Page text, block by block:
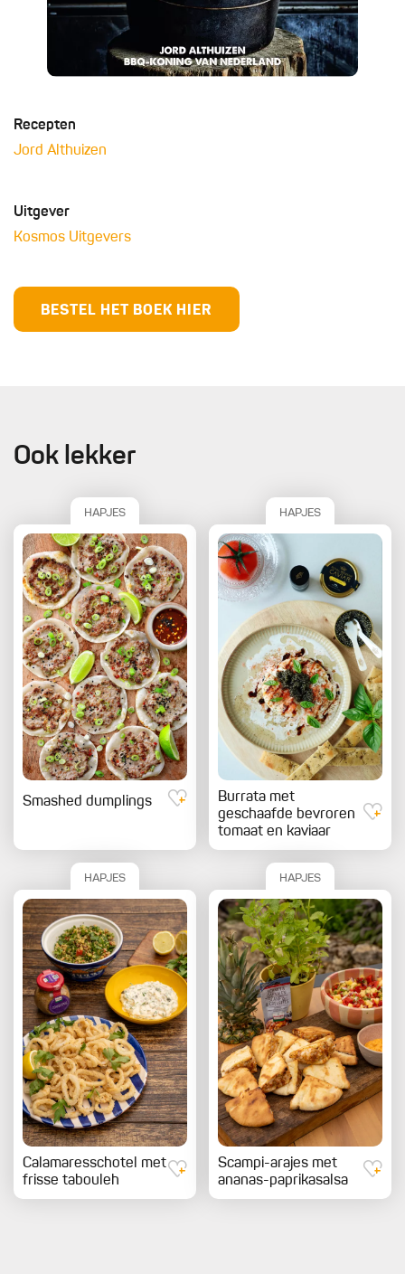
Recepten
Jord Althuizen
Uitgever
Kosmos Uitgevers
BESTEL HET BOEK HIER
Ook lekker
HAPJES
Smashed dumplings
HAPJES
Burrata met
geschaafde bevroren
tomaat en kaviaar
HAPJES
Calamaresschotel met
frisse tabouleh
HAPJES
Scampi-arajes met
ananas-paprikasalsa